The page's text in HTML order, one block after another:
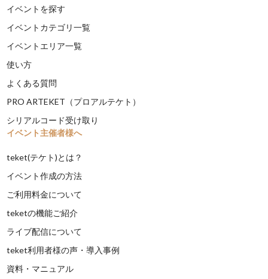
イベントを探す
イベントカテゴリ一覧
イベントエリア一覧
使い方
よくある質問
PRO ARTEKET（プロアルテケト）
シリアルコード受け取り
イベント主催者様へ
teket(テケト)とは？
イベント作成の方法
ご利用料金について
teketの機能ご紹介
ライブ配信について
teket利用者様の声・導入事例
資料・マニュアル